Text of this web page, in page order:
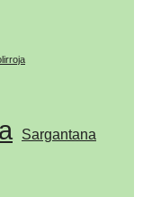
Sargantana